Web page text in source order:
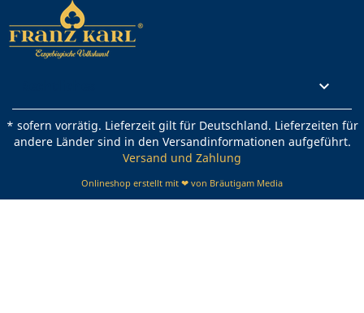

* sofern vorrätig. Lieferzeit gilt für Deutschland. Lieferzeiten für
andere Länder sind in den Versandinformationen aufgeführt.
Versand und Zahlung
Onlineshop erstellt mit ❤ von Bräutigam Media